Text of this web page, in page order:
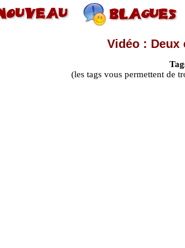
Vidéo : Deux
(les tags vous permettent de